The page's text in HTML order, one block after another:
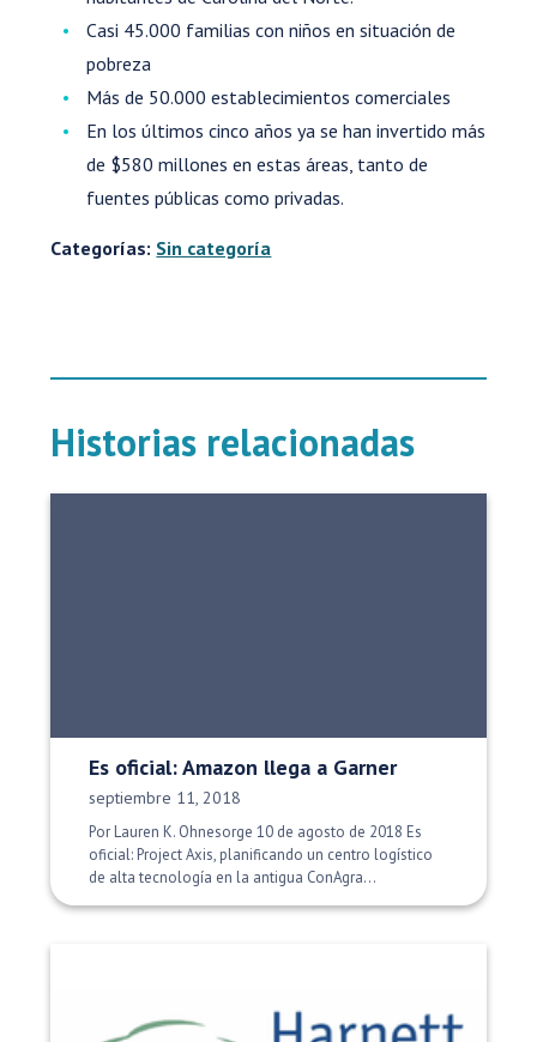
Casi 45.000 familias con niños en situación de
pobreza
Más de 50.000 establecimientos comerciales
En los últimos cinco años ya se han invertido más
de $580 millones en estas áreas, tanto de
fuentes públicas como privadas.
Categorías: Sin categoría
Historias relacionadas
Es oficial: Amazon llega a Garner
Fecha de publicación:
septiembre 11, 2018
Por Lauren K. Ohnesorge 10 de agosto de 2018 Es
oficial: Project Axis, planificando un centro logístico
de alta tecnología en la antigua ConAgra...